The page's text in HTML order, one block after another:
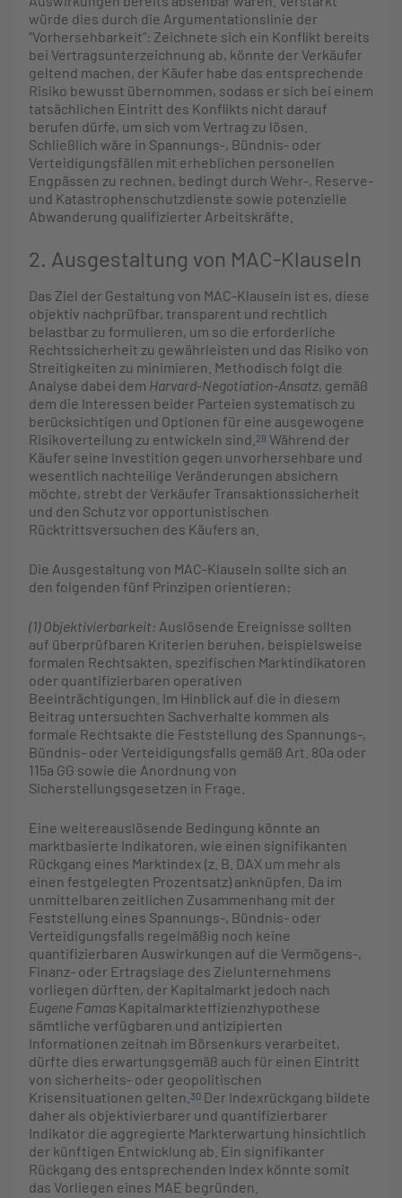
würde dies durch die Argumentationslinie der
“Vorhersehbarkeit”: Zeichnete sich ein Konflikt bereits
bei Vertragsunterzeichnung ab, könnte der Verkäufer
geltend machen, der Käufer habe das entsprechende
Risiko bewusst übernommen, sodass er sich bei einem
tatsächlichen Eintritt des Konflikts nicht darauf
berufen dürfe, um sich vom Vertrag zu lösen.
Schließlich wäre in Spannungs-, Bündnis- oder
Verteidigungsfällen mit erheblichen personellen
Engpässen zu rechnen, bedingt durch Wehr-, Reserve-
und Katastrophenschutzdienste sowie potenzielle
Abwanderung qualifizierter Arbeitskräfte.
2. Ausgestaltung von MAC-Klauseln
Das Ziel der Gestaltung von MAC-Klauseln ist es, diese
objektiv nachprüfbar, transparent und rechtlich
belastbar zu formulieren, um so die erforderliche
Rechtssicherheit zu gewährleisten und das Risiko von
Streitigkeiten zu minimieren. Methodisch folgt die
Analyse dabei dem Harvard-Negotiation-Ansatz, gemäß
dem die Interessen beider Parteien systematisch zu
berücksichtigen und Optionen für eine ausgewogene
Risikoverteilung zu entwickeln sind. 29 Während der
Käufer seine Investition gegen unvorhersehbare und
wesentlich nachteilige Veränderungen absichern
möchte, strebt der Verkäufer Transaktionssicherheit
und den Schutz vor opportunistischen
Rücktrittsversuchen des Käufers an.
Die Ausgestaltung von MAC-Klauseln sollte sich an
den folgenden fünf Prinzipen orientieren:
(1) Objektivierbarkeit: Auslösende Ereignisse sollten
auf überprüfbaren Kriterien beruhen, beispielsweise
formalen Rechtsakten, spezifischen Marktindikatoren
oder quantifizierbaren operativen
Beeinträchtigungen. Im Hinblick auf die in diesem
Beitrag untersuchten Sachverhalte kommen als
formale Rechtsakte die Feststellung des Spannungs-,
Bündnis- oder Verteidigungsfalls gemäß Art. 80a oder
115a GG sowie die Anordnung von
Sicherstellungsgesetzen in Frage.
Eine weitereauslösende Bedingung könnte an
marktbasierte Indikatoren, wie einen signifikanten
Rückgang eines Marktindex (z. B. DAX um mehr als
einen festgelegten Prozentsatz) anknüpfen. Da im
unmittelbaren zeitlichen Zusammenhang mit der
Feststellung eines Spannungs-, Bündnis- oder
Verteidigungsfalls regelmäßig noch keine
quantifizierbaren Auswirkungen auf die Vermögens-,
Finanz- oder Ertragslage des Zielunternehmens
vorliegen dürften, der Kapitalmarkt jedoch nach
Eugene Famas Kapitalmarkteffizienzhypothese
sämtliche verfügbaren und antizipierten
Informationen zeitnah im Börsenkurs verarbeitet,
dürfte dies erwartungsgemäß auch für einen Eintritt
von sicherheits- oder geopolitischen
Krisensituationen gelten. 30 Der Indexrückgang bildete
daher als objektivierbarer und quantifizierbarer
Indikator die aggregierte Markterwartung hinsichtlich
der künftigen Entwicklung ab. Ein signifikanter
Rückgang des entsprechenden Index könnte somit
das Vorliegen eines MAE begründen.